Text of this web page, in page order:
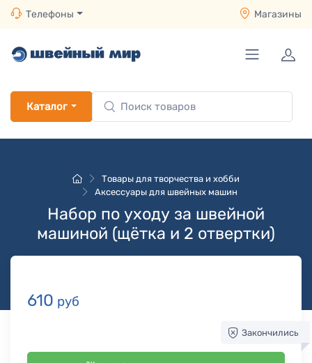
Телефоны Магазины
Каталог
Товары для творчества и хобби
Аксессуары для швейных машин
Набор по уходу за швейной
машиной (щётка и 2 отвертки)
610 руб
Закончились